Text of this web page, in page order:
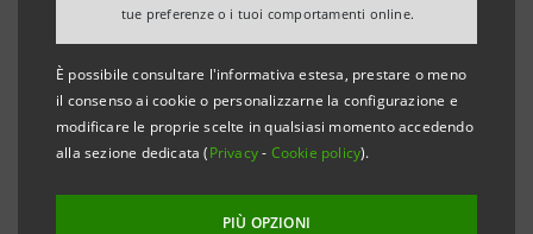
tue preferenze o i tuoi comportamenti online.
È possibile consultare l'informativa estesa, prestare o meno
il consenso ai cookie o personalizzarne la configurazione e
modificare le proprie scelte in qualsiasi momento accedendo
alla sezione dedicata (Privacy- Cookie policy).
PIÙ OPZIONI